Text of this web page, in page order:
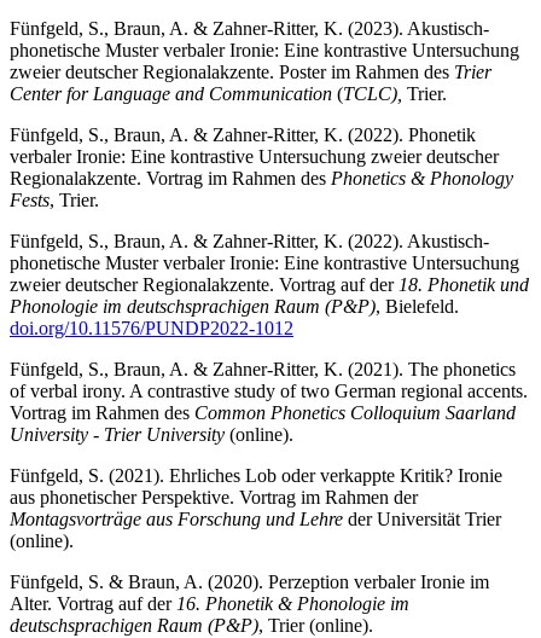
Fünfgeld, S., Braun, A. & Zahner-Ritter, K. (2023). Akustisch-
phonetische Muster verbaler Ironie: Eine kontrastive Untersuchung
zweier deutscher Regionalakzente. Poster im Rahmen des Trier
Center for Language and Communication (TCLC), Trier.
Fünfgeld, S., Braun, A. & Zahner-Ritter, K. (2022). Phonetik
verbaler Ironie: Eine kontrastive Untersuchung zweier deutscher
Regionalakzente. Vortrag im Rahmen des Phonetics & Phonology
Fests, Trier.
Fünfgeld, S., Braun, A. & Zahner-Ritter, K. (2022). Akustisch-
phonetische Muster verbaler Ironie: Eine kontrastive Untersuchung
zweier deutscher Regionalakzente. Vortrag auf der18. Phonetik und
Phonologie im deutschsprachigen Raum (P&P), Bielefeld.
doi.org/10.11576/PUNDP2022-1012
Fünfgeld, S., Braun, A. & Zahner-Ritter, K. (2021). The phonetics
of verbal irony. A contrastive study of two German regional accents.
Vortrag im Rahmen des Common Phonetics Colloquium Saarland
University - Trier University (online).
Fünfgeld, S. (2021). Ehrliches Lob oder verkappte Kritik? Ironie
aus phonetischer Perspektive. Vortrag im Rahmen der
Montagsvorträge aus Forschung und Lehre der Universität Trier
(online).
Fünfgeld, S. & Braun, A. (2020). Perzeption verbaler Ironie im
Alter. Vortrag auf der16. Phonetik & Phonologie im
deutschsprachigen Raum (P&P), Trier (online).